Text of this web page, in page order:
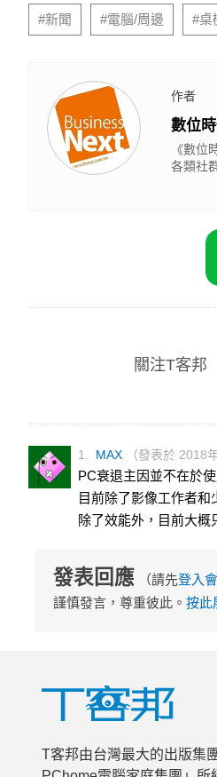
#新聞 #電腦/周邊 #桌
作者
數位
《數位
各類社
關注T客邦
1. MAX （發表於 2018
PC衰退主因並不在於
目前除了影像工作者和
除了效能外，目前大概
發表回應 （請先登入
謹慎發言，尊重彼此。 按此
T客邦由台灣最大的出版集